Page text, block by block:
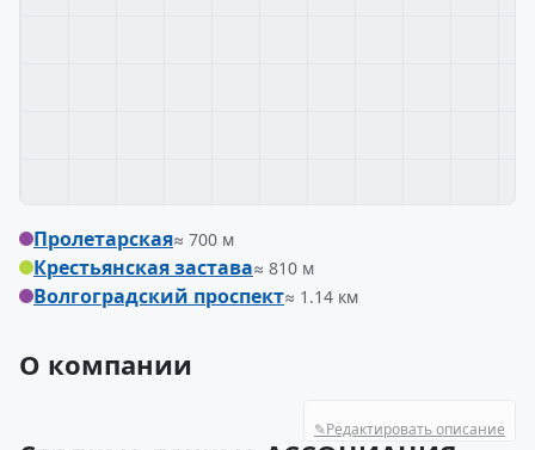
Пролетарская≈ 700 м
Крестьянская застава≈ 810 м
Волгоградский проспект≈ 1.14 км
О компании
✎Редактировать описание